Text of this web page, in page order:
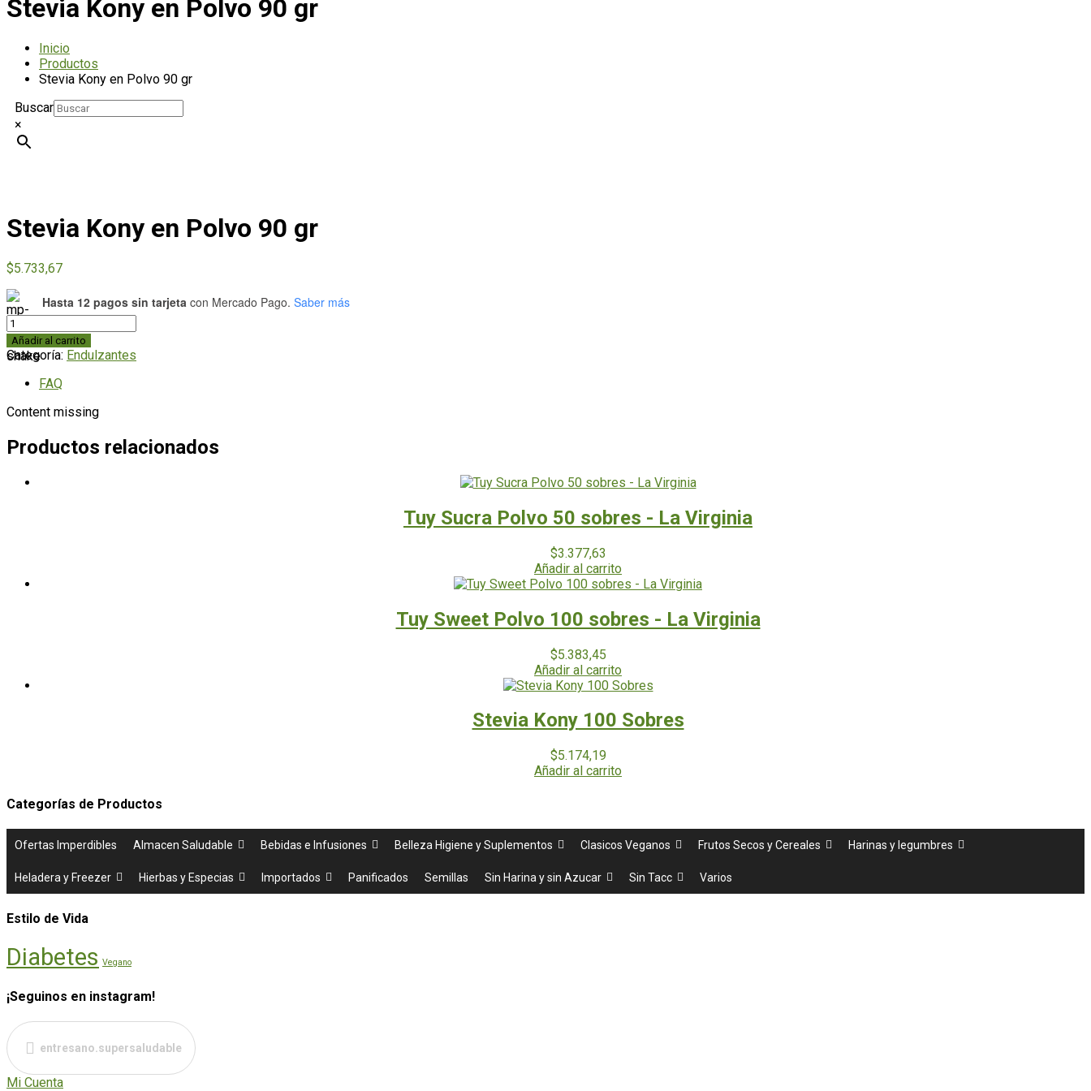
Stevia Kony en Polvo 90 gr
Inicio
Productos
Stevia Kony en Polvo 90 gr
Buscar
×
Stevia Kony en Polvo 90 gr
$5.733,67
Hasta 12 pagos sin tarjeta con Mercado Pago. Saber más
Stevia
Kony
en
cantidad
Añadir al carrito
Categoría: Endulzantes
FAQ
Content missing
Productos relacionados
Tuy Sucra Polvo 50 sobres - La Virginia
$3.377,63
Añadir al carrito
Tuy Sweet Polvo 100 sobres - La Virginia
$5.383,45
Añadir al carrito
Stevia Kony 100 Sobres
$5.174,19
Añadir al carrito
Categorías de Productos
Ofertas Imperdibles Almacen Saludable Bebidas e Infusiones Belleza Higiene y Suplementos Clasicos Veganos Frutos Secos y Cereales Harinas y legumbres
Heladera y Freezer Hierbas y Especias Importados Panificados Semillas Sin Harina y sin Azucar Sin Tacc Varios
Estilo de Vida
Diabetes Vegano
¡Seguinos en instagram!
entresano.supersaludable
Mi Cuenta